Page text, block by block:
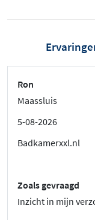
Ron
Maassluis
5-08-2026
Badkamerxxl.nl
Zoals gevraagd
Inzicht in mijn